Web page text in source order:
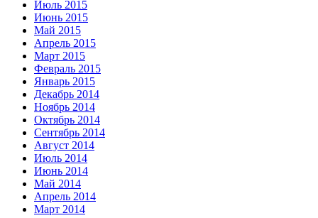
Июль 2015
Июнь 2015
Май 2015
Апрель 2015
Март 2015
Февраль 2015
Январь 2015
Декабрь 2014
Ноябрь 2014
Октябрь 2014
Сентябрь 2014
Август 2014
Июль 2014
Июнь 2014
Май 2014
Апрель 2014
Март 2014